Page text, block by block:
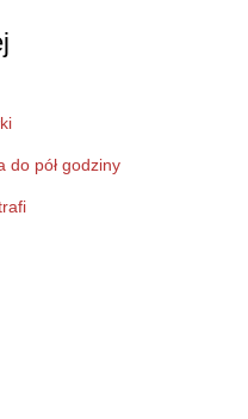
do pół godziny